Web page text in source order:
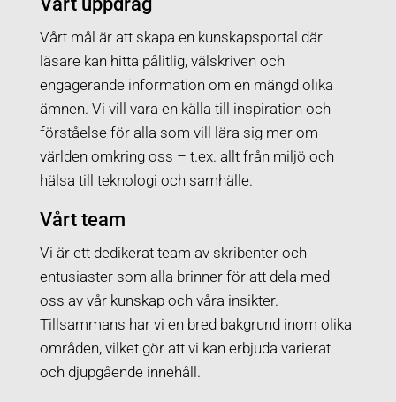
Vårt mål är att skapa en kunskapsportal där
läsare kan hitta pålitlig, välskriven och
engagerande information om en mängd olika
ämnen. Vi vill vara en källa till inspiration och
förståelse för alla som vill lära sig mer om
världen omkring oss – t.ex. allt från miljö och
hälsa till teknologi och samhälle.
Vårt team
Vi är ett dedikerat team av skribenter och
entusiaster som alla brinner för att dela med
oss av vår kunskap och våra insikter.
Tillsammans har vi en bred bakgrund inom olika
områden, vilket gör att vi kan erbjuda varierat
och djupgående innehåll.